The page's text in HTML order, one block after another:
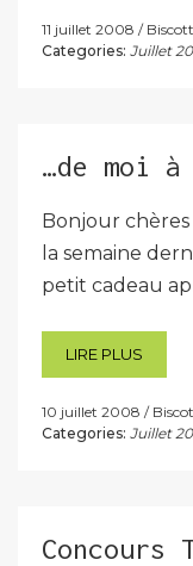
11 juillet 2008
Categories: Juillet
…de moi
Bonjour
la semaine
petit cadeau
LIRE PLUS
10 juillet 2008
Categories: Juillet